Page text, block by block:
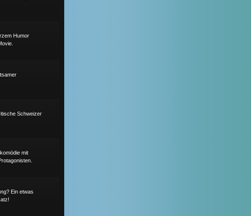
Humor
Schweizer
mit
Ein etwas